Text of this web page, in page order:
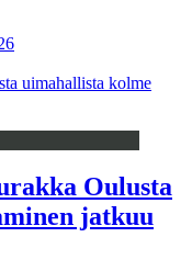
uimahallista kolme
Oulusta
jatkuu